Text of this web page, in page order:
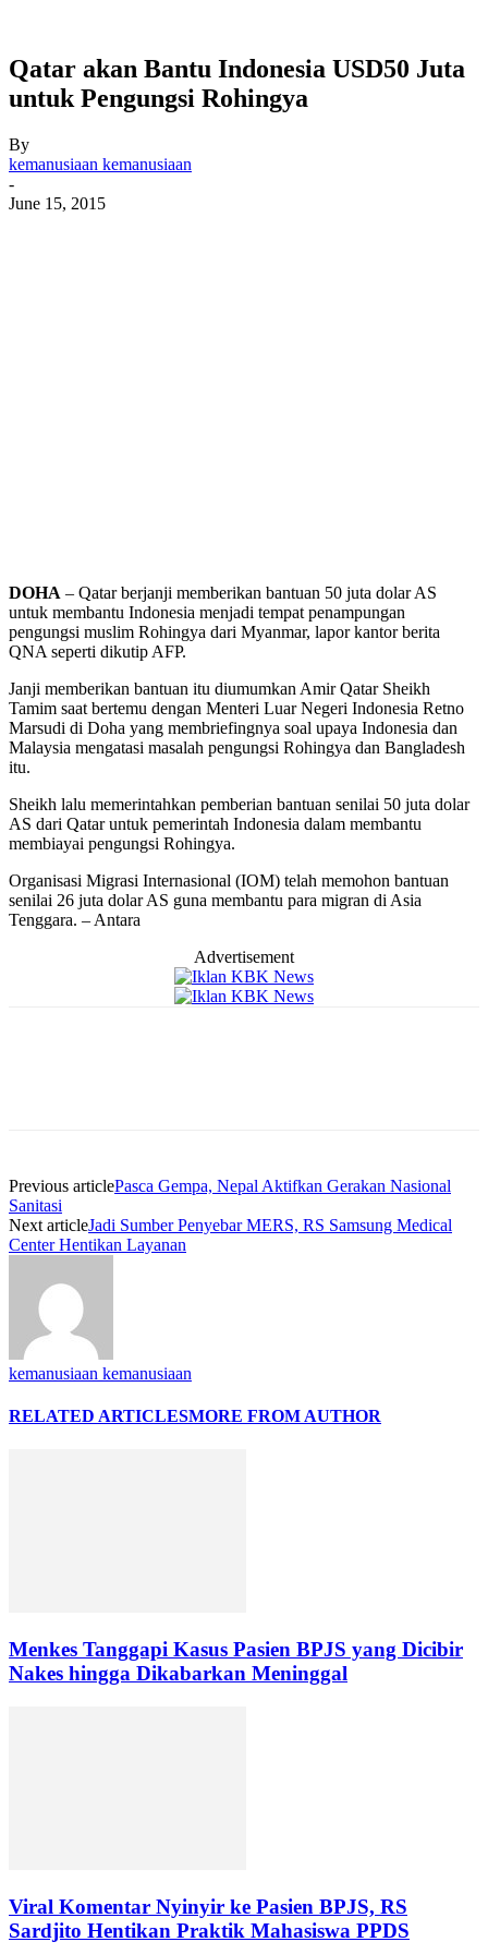
Qatar akan Bantu Indonesia USD50 Juta
untuk Pengungsi Rohingya
By
kemanusiaan kemanusiaan
-
June 15, 2015
DOHA – Qatar berjanji memberikan bantuan 50 juta dolar AS
untuk membantu Indonesia menjadi tempat penampungan
pengungsi muslim Rohingya dari Myanmar, lapor kantor berita
QNA seperti dikutip AFP.
Janji memberikan bantuan itu diumumkan Amir Qatar Sheikh
Tamim saat bertemu dengan Menteri Luar Negeri Indonesia Retno
Marsudi di Doha yang membriefingnya soal upaya Indonesia dan
Malaysia mengatasi masalah pengungsi Rohingya dan Bangladesh
itu.
Sheikh lalu memerintahkan pemberian bantuan senilai 50 juta dolar
AS dari Qatar untuk pemerintah Indonesia dalam membantu
membiayai pengungsi Rohingya.
Organisasi Migrasi Internasional (IOM) telah memohon bantuan
senilai 26 juta dolar AS guna membantu para migran di Asia
Tenggara. – Antara
Advertisement
Previous articlePasca Gempa, Nepal Aktifkan Gerakan Nasional
Sanitasi
Next articleJadi Sumber Penyebar MERS, RS Samsung Medical
Center Hentikan Layanan
kemanusiaan kemanusiaan
RELATED ARTICLESMORE FROM AUTHOR
Menkes Tanggapi Kasus Pasien BPJS yang Dicibir
Nakes hingga Dikabarkan Meninggal
Viral Komentar Nyinyir ke Pasien BPJS, RS
Sardjito Hentikan Praktik Mahasiswa PPDS